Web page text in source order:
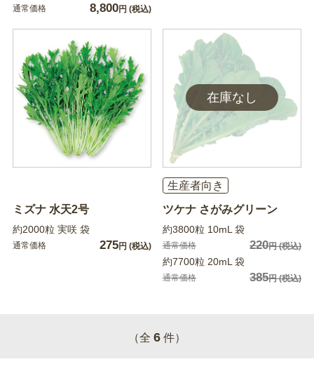
通常価格 8,800円 (税込)
ミズナ 水天2号
約2000粒 実咲 袋
通常価格 275円 (税込)
生産者向き
ツケナ さがみグリーン
約3800粒 10mL 袋
通常価格 220円(税込)
約7700粒 20mL 袋
通常価格 385円(税込)
（全 6 件）